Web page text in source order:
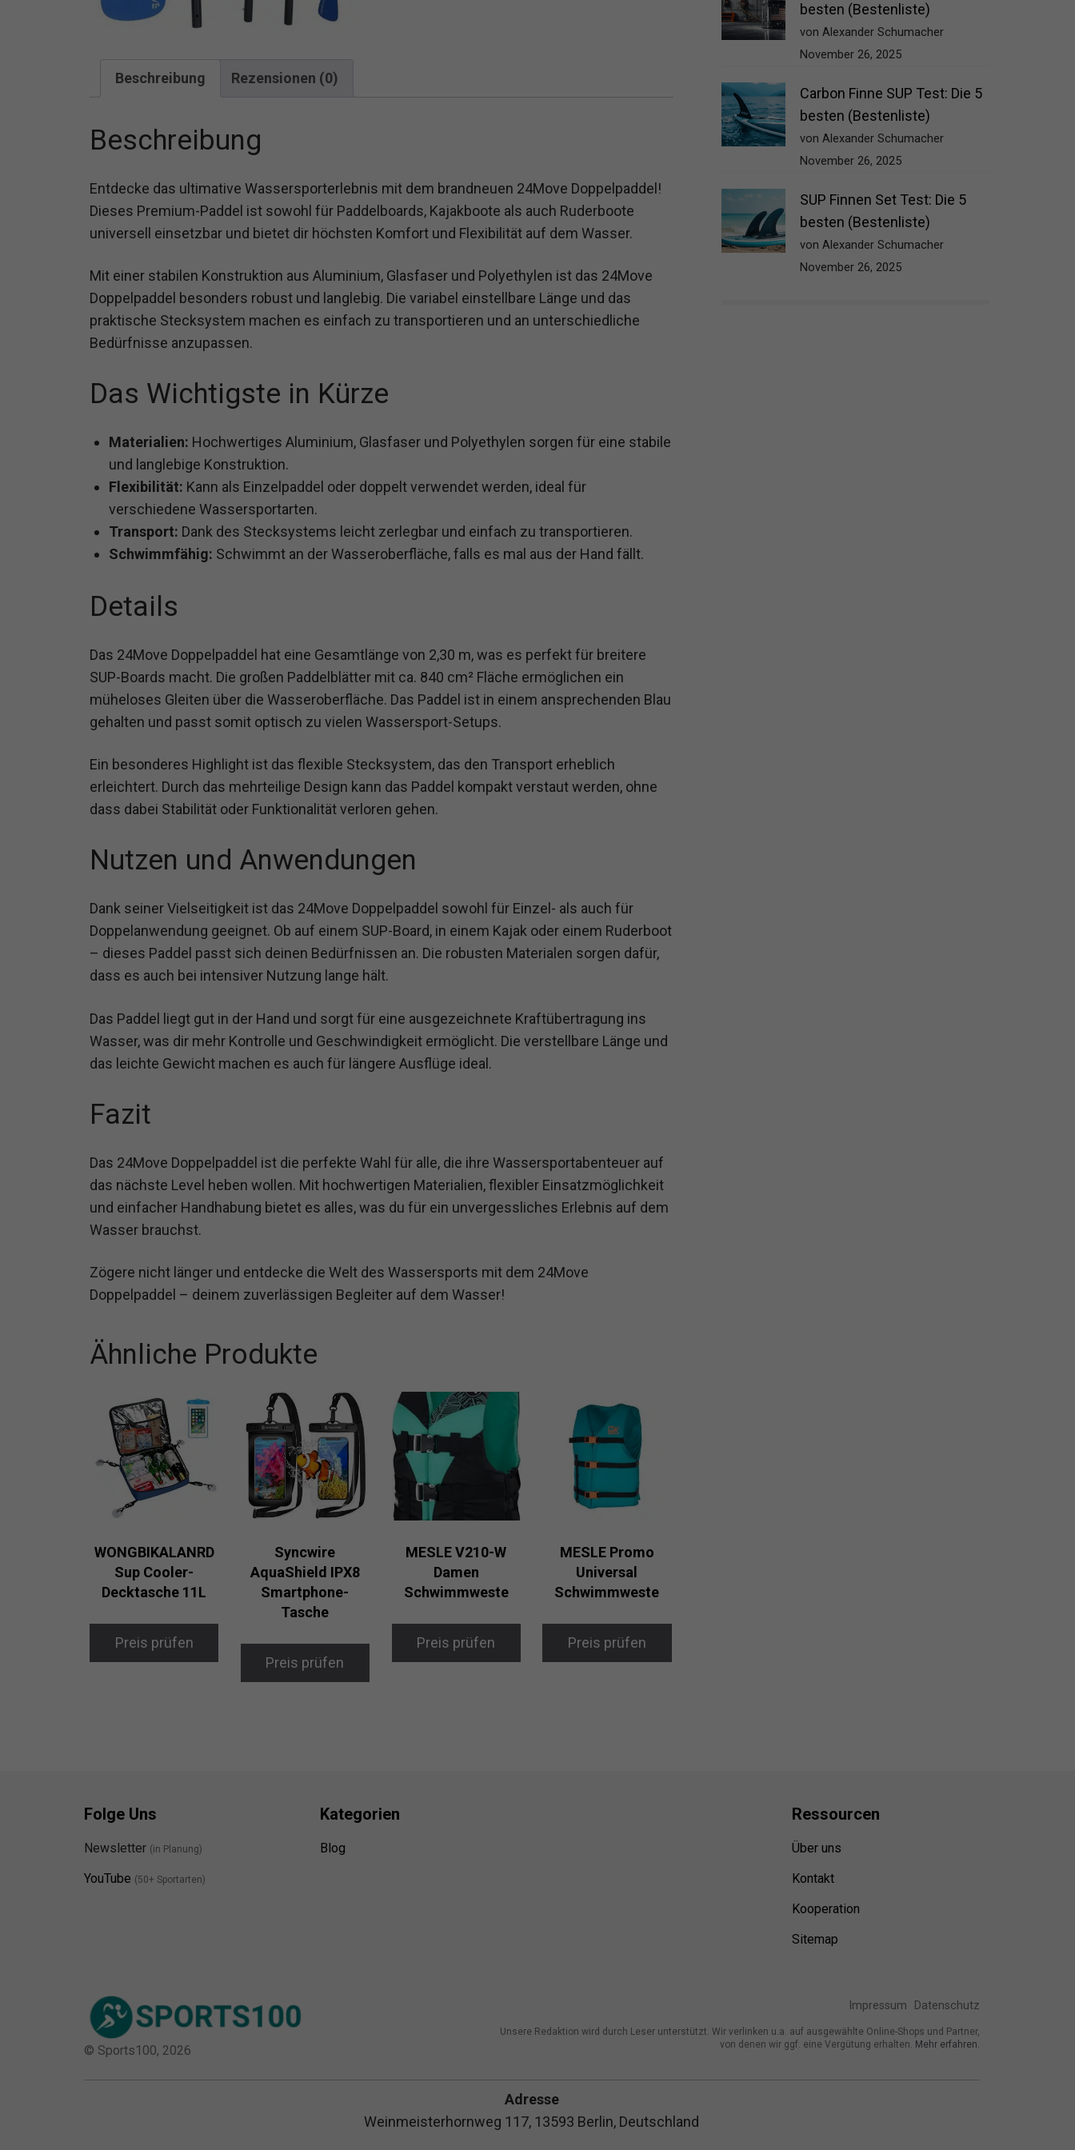
Beschreibung Rezensionen (0)
Beschreibung
Entdecke das ultimative Wassersporterlebnis mit dem brandneuen 24Move Doppelpaddel!
Dieses Premium-Paddel ist sowohl für Paddelboards, Kajakboote als auch Ruderboote
universell einsetzbar und bietet dir höchsten Komfort und Flexibilität auf dem Wasser.
Mit einer stabilen Konstruktion aus Aluminium, Glasfaser und Polyethylen ist das 24Move
Doppelpaddel besonders robust und langlebig. Die variabel einstellbare Länge und das
praktische Stecksystem machen es einfach zu transportieren und an unterschiedliche
Bedürfnisse anzupassen.
Das Wichtigste in Kürze
Materialien: Hochwertiges Aluminium, Glasfaser und Polyethylen sorgen für eine stabile
und langlebige Konstruktion.
Flexibilität: Kann als Einzelpaddel oder doppelt verwendet werden, ideal für
verschiedene Wassersportarten.
Transport: Dank des Stecksystems leicht zerlegbar und einfach zu transportieren.
Schwimmfähig: Schwimmt an der Wasseroberfläche, falls es mal aus der Hand fällt.
Details
Das 24Move Doppelpaddel hat eine Gesamtlänge von 2,30 m, was es perfekt für breitere
SUP-Boards macht. Die großen Paddelblätter mit ca. 840 cm² Fläche ermöglichen ein
müheloses Gleiten über die Wasseroberfläche. Das Paddel ist in einem ansprechenden Blau
gehalten und passt somit optisch zu vielen Wassersport-Setups.
Ein besonderes Highlight ist das flexible Stecksystem, das den Transport erheblich
erleichtert. Durch das mehrteilige Design kann das Paddel kompakt verstaut werden, ohne
dass dabei Stabilität oder Funktionalität verloren gehen.
Nutzen und Anwendungen
Dank seiner Vielseitigkeit ist das 24Move Doppelpaddel sowohl für Einzel- als auch für
Doppelanwendung geeignet. Ob auf einem SUP-Board, in einem Kajak oder einem Ruderboot
– dieses Paddel passt sich deinen Bedürfnissen an. Die robusten Materialen sorgen dafür,
dass es auch bei intensiver Nutzung lange hält.
Das Paddel liegt gut in der Hand und sorgt für eine ausgezeichnete Kraftübertragung ins
Wasser, was dir mehr Kontrolle und Geschwindigkeit ermöglicht. Die verstellbare Länge und
das leichte Gewicht machen es auch für längere Ausflüge ideal.
Fazit
Das 24Move Doppelpaddel ist die perfekte Wahl für alle, die ihre Wassersportabenteuer auf
das nächste Level heben wollen. Mit hochwertigen Materialien, flexibler Einsatzmöglichkeit
und einfacher Handhabung bietet es alles, was du für ein unvergessliches Erlebnis auf dem
Wasser brauchst.
Zögere nicht länger und entdecke die Welt des Wassersports mit dem 24Move
Doppelpaddel – deinem zuverlässigen Begleiter auf dem Wasser!
Ähnliche Produkte
WONGBIKALANRD
Sup Cooler-
Decktasche 11L
Preis prüfen
Syncwire
AquaShield IPX8
Smartphone-
Tasche
Preis prüfen
MESLE V210-W
Damen
Schwimmweste
Preis prüfen
MESLE Promo
Universal
Schwimmweste
Preis prüfen
besten (Bestenliste)
von Alexander Schumacher
November 26, 2025
Carbon Finne SUP Test: Die 5
besten (Bestenliste)
von Alexander Schumacher
November 26, 2025
SUP Finnen Set Test: Die 5
besten (Bestenliste)
von Alexander Schumacher
November 26, 2025
Folge Uns
Newsletter (in Planung)
YouTube (50+ Sportarten)
Kategorien
Blog
Ressourcen
Über uns
Kontakt
Kooperation
Sitemap
© Sports100, 2026
Impressum Datenschutz
Unsere Redaktion wird durch Leser unterstützt. Wir verlinken u.a. auf ausgewählte Online-Shops und Partner,
von denen wir ggf. eine Vergütung erhalten. Mehr erfahren.
Adresse
Weinmeisterhornweg 117, 13593 Berlin, Deutschland